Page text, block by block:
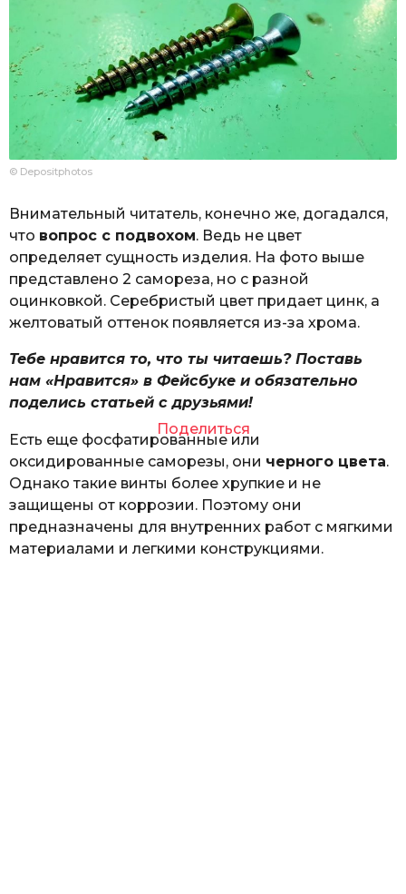
© Depositphotos
Внимательный читатель, конечно же, догадался,
что вопрос с подвохом. Ведь не цвет
определяет сущность изделия. На фото выше
представлено 2 самореза, но с разной
оцинковкой. Серебристый цвет придает цинк, а
желтоватый оттенок появляется из-за хрома.
Тебе нравится то, что ты читаешь? Поставь
нам «Нравится» в Фейсбуке и обязательно
поделись статьей с друзьями!
Поделиться
Есть еще фосфатированные или
оксидированные саморезы, они черного цвета.
Однако такие винты более хрупкие и не
защищены от коррозии. Поэтому они
предназначены для внутренних работ с мягкими
материалами и легкими конструкциями.